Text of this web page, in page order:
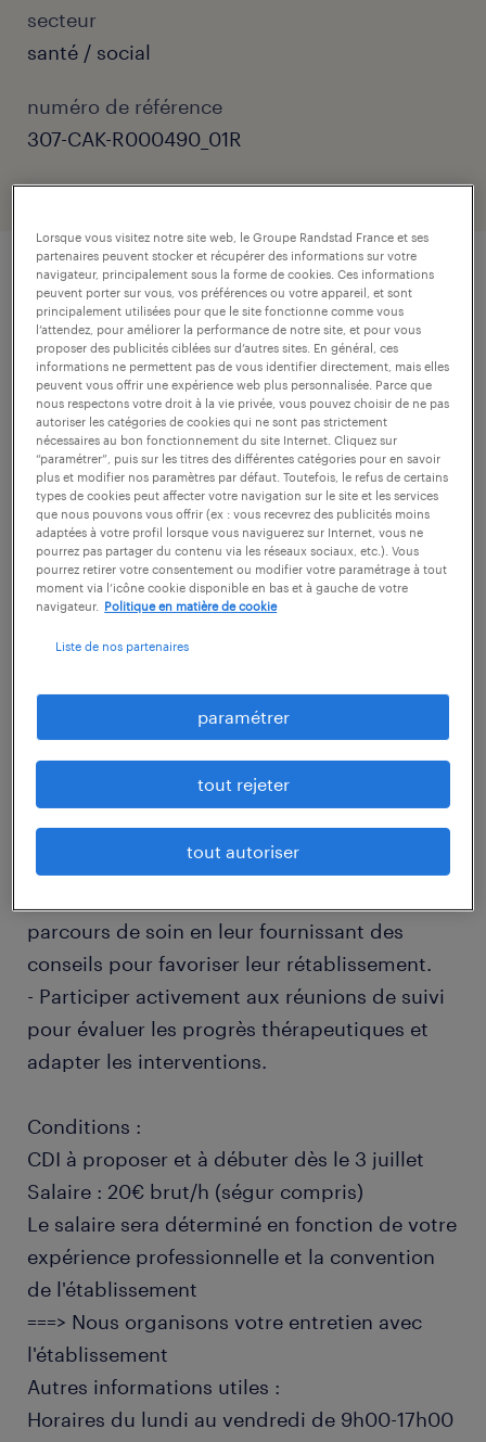
secteur
santé / social
numéro de référence
307-CAK-R000490_01R
description.
descriptif du poste
Dans un cadre de soin et de réadaptation,
vous apporterez votre expertise
thérapeutique pour améliorer la santé et le
bien-être des patients accueillis.
- Effectuer des bilans kinésithérapiques pour
déterminer le plan de traitement
- Réaliser des séances de rééducation
fonctionnelle avec les patients pour optimiser
leur autonomie.
- Collaborer étroitement avec l'équipe
pluridisciplinaire pour assurer une prise en
charge globale de qualité.
parcours de soin en leur fournissant des
conseils pour favoriser leur rétablissement.
- Participer activement aux réunions de suivi
pour évaluer les progrès thérapeutiques et
adapter les interventions.
Conditions :
CDI à proposer et à débuter dès le 3 juillet
Salaire : 20€ brut/h (ségur compris)
Le salaire sera déterminé en fonction de votre
expérience professionnelle et la convention
de l'établissement
===> Nous organisons votre entretien avec
l'établissement
Autres informations utiles :
Horaires du lundi au vendredi de 9h00-17h00
Lorsque vous visitez notre site web, le Groupe Randstad France et ses
partenaires peuvent stocker et récupérer des informations sur votre
navigateur, principalement sous la forme de cookies. Ces informations
peuvent porter sur vous, vos préférences ou votre appareil, et sont
principalement utilisées pour que le site fonctionne comme vous
l’attendez, pour améliorer la performance de notre site, et pour vous
proposer des publicités ciblées sur d’autres sites. En général, ces
informations ne permettent pas de vous identifier directement, mais elles
peuvent vous offrir une expérience web plus personnalisée. Parce que
nous respectons votre droit à la vie privée, vous pouvez choisir de ne pas
autoriser les catégories de cookies qui ne sont pas strictement
nécessaires au bon fonctionnement du site Internet. Cliquez sur
“paramétrer”, puis sur les titres des différentes catégories pour en savoir
plus et modifier nos paramètres par défaut. Toutefois, le refus de certains
types de cookies peut affecter votre navigation sur le site et les services
que nous pouvons vous offrir (ex : vous recevrez des publicités moins
adaptées à votre profil lorsque vous naviguerez sur Internet, vous ne
pourrez pas partager du contenu via les réseaux sociaux, etc.). Vous
pourrez retirer votre consentement ou modifier votre paramétrage à tout
moment via l’icône cookie disponible en bas et à gauche de votre
navigateur.
Politique en matière de cookie
Liste de nos partenaires
paramétrer
tout rejeter
tout autoriser